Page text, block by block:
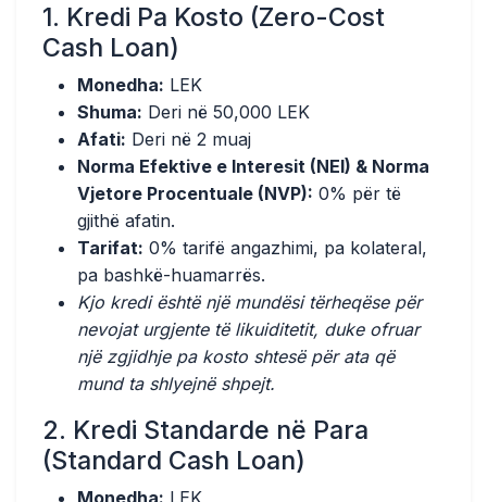
1. Kredi Pa Kosto (Zero-Cost
Cash Loan)
Monedha: LEK
Shuma: Deri në 50,000 LEK
Afati: Deri në 2 muaj
Norma Efektive e Interesit (NEI) & Norma
Vjetore Procentuale (NVP): 0% për të
gjithë afatin.
Tarifat: 0% tarifë angazhimi, pa kolateral,
pa bashkë-huamarrës.
Kjo kredi është një mundësi tërheqëse për
nevojat urgjente të likuiditetit, duke ofruar
një zgjidhje pa kosto shtesë për ata që
mund ta shlyejnë shpejt.
2. Kredi Standarde në Para
(Standard Cash Loan)
Monedha: LEK